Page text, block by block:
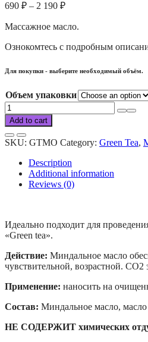
690 ₽ – 2 190 ₽
Массажное масло.
Ознокомтесь с подробным
Для покупки - выберите необходимый объём.
Объем упаковки
Green
Tea
massage
oil
quantity
Add to cart
SKU: GTMO Category: Green Tea,
Description
Additional information
Reviews (0)
Идеально подходит для
«Green tea».
Действие: Миндальное масло
чувствительной, возрастной. СО2
Применение: наносить на
Состав: Миндальное масло, масло
НЕ СОДЕРЖИТ химических